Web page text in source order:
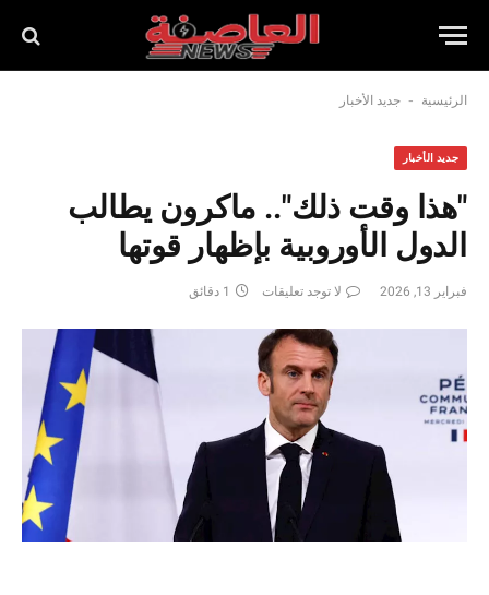
الرئيسية - جديد الأخبار
جديد الأخبار
"هذا وقت ذلك".. ماكرون يطالب
الدول الأوروبية بإظهار قوتها
فبراير 13, 2026 لا توجد تعليقات 1 دقائق